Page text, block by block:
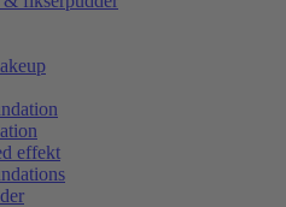
effekt